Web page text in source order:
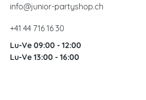
info@junior-partyshop.ch
+41 44 716 16 30
Lu-Ve 09:00 - 12:00
Lu-Ve 13:00 - 16:00